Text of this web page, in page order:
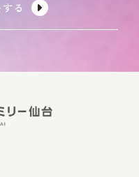
る